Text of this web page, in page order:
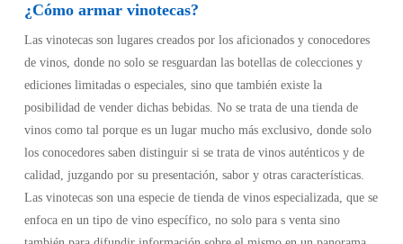
¿Cómo armar vinotecas?
Las vinotecas son lugares creados por los aficionados y conocedores
de vinos, donde no solo se resguardan las botellas de colecciones y
ediciones limitadas o especiales, sino que también existe la
posibilidad de vender dichas bebidas. No se trata de una tienda de
vinos como tal porque es un lugar mucho más exclusivo, donde solo
los conocedores saben distinguir si se trata de vinos auténticos y de
calidad, juzgando por su presentación, sabor y otras características.
Las vinotecas son una especie de tienda de vinos especializada, que se
enfoca en un tipo de vino específico, no solo para s venta sino